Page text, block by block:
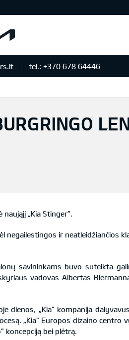
tel.: +370 678 64446
„Kia Stinger“.
ir neatleidžiančios
savininkams buvo suteikta
vadovas Albertas
„Kia" kompanija
„Kia" Europos dizaino centro
koncepciją bei plėtrą.